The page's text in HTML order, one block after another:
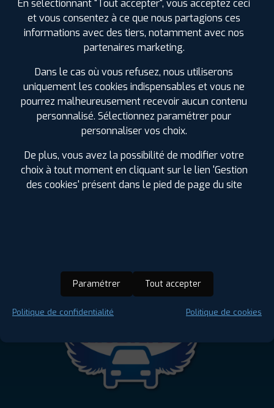
D'INFOS SUR MYPROFIL+
La carte de fidélité MyPROFIL+ estentièrement
GRATUITE !
Chaque achat la crédite de 2.5% du montant
Vous pouvez utiliser les Euros cumuléssur les pneus,
l'entretien auto(vidange, freinage, suspension, géométrie,
climatisation et échappement) ou dans nos boutiques
d'accessoires. Pas de besoin dans l'immédiat, faites en
En sélectionnant "Tout accepter", vous acceptez ceci
et vous consentez à ce que nous partagions ces
informations avec des tiers, notamment avec nos
partenaires marketing.
Dans le cas où vous refusez, nous utiliserons
uniquement les cookies indispensables et vous ne
pourrez malheureusement recevoir aucun contenu
personnalisé. Sélectionnez paramétrer pour
personnaliser vos choix.
De plus, vous avez la possibilité de modifier votre
choix à tout moment en cliquant sur le lien 'Gestion
des cookies' présent dans le pied de page du site
Paramétrer Tout accepter
Politique de confidentialité Politique de cookies